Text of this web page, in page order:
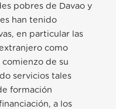
pobres de Davao y
han tenido
en particular las
como
de su
servicios tales
formación
a los